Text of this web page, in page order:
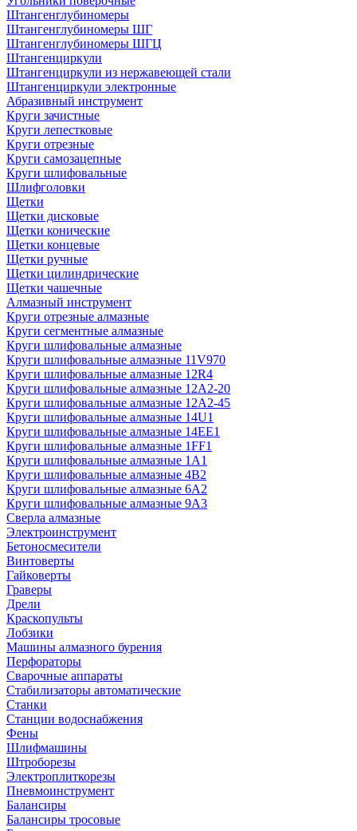
Штангенглубиномеры
Штангенглубиномеры ШГ
Штангенглубиномеры ШГЦ
Штангенциркули
Штангенциркули из нержавеющей стали
Штангенциркули электронные
Абразивный инструмент
Круги зачистные
Круги лепестковые
Круги отрезные
Круги самозацепные
Круги шлифовальные
Шлифголовки
Щетки
Щетки дисковые
Щетки конические
Щетки концевые
Щетки ручные
Щетки цилиндрические
Щетки чашечные
Алмазный инструмент
Круги отрезные алмазные
Круги сегментные алмазные
Круги шлифовальные алмазные
Круги шлифовальные алмазные 11V970
Круги шлифовальные алмазные 12R4
Круги шлифовальные алмазные 12А2-20
Круги шлифовальные алмазные 12А2-45
Круги шлифовальные алмазные 14U1
Круги шлифовальные алмазные 14ЕЕ1
Круги шлифовальные алмазные 1FF1
Круги шлифовальные алмазные 1А1
Круги шлифовальные алмазные 4В2
Круги шлифовальные алмазные 6A2
Круги шлифовальные алмазные 9А3
Сверла алмазные
Электроинструмент
Бетоносмесители
Винтоверты
Гайковерты
Граверы
Дрели
Краскопульты
Лобзики
Машины алмазного бурения
Перфораторы
Сварочные аппараты
Стабилизаторы автоматические
Станки
Станции водоснабжения
Фены
Шлифмашины
Штроборезы
Электроплиткорезы
Пневмоинструмент
Балансиры
Балансиры тросовые